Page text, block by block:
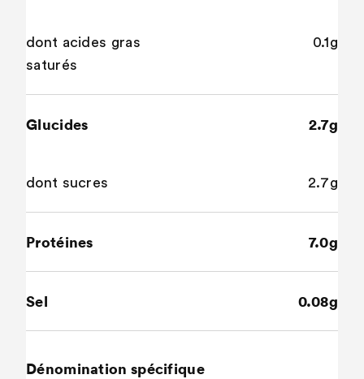
dont acides gras
saturés
0.1g
Glucides 2.7g
dont sucres 2.7g
Protéines 7.0g
Sel 0.08g
Dénomination spécifique